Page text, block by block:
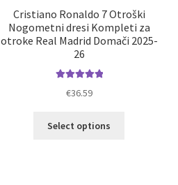
Cristiano Ronaldo 7 Otroški
Nogometni dresi Kompleti za
otroke Real Madrid Domači 2025-
26
€36.59
Select options